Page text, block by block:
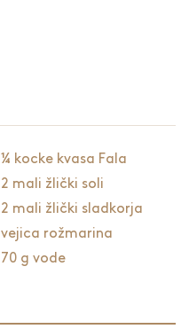
¼ kocke kvasa Fala
2 mali žlički soli
2 mali žlički sladkorja
vejica rožmarina
70 g vode